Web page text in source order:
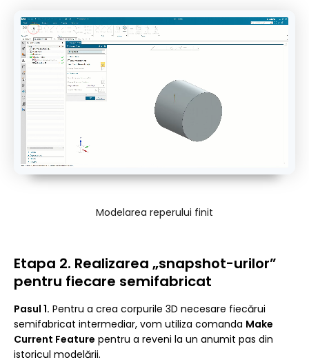
Modelarea reperului finit
Etapa 2. Realizarea „snapshot-urilor”
pentru fiecare semifabricat
Pasul 1. Pentru a crea corpurile 3D necesare fiecărui
semifabricat intermediar, vom utiliza comanda Make
Current Feature pentru a reveni la un anumit pas din
istoricul modelării.